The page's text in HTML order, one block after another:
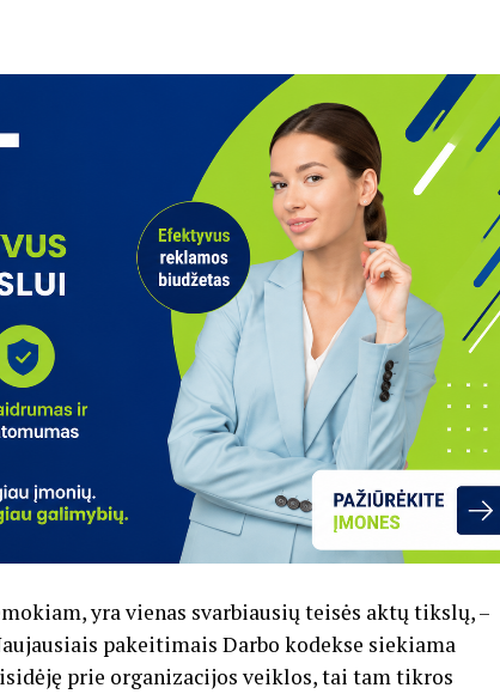
yra vienas svarbiausių teisės aktų tikslų, –
pakeitimais Darbo kodekse siekiama
prie organizacijos veiklos, tai tam tikros